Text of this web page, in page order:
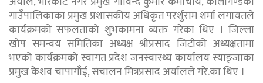
गाउँपालिकाका प्रमुख प्रशासकीय अधिकृत परर्शुराम शर्मा लगायतले
कार्यक्रमको सफलताको शुभकामना व्यक्त गरेका थिए । जिल्ला
खोप समन्वय समितिका अध्यक्ष श्रीप्रसाद जिटीको अध्यक्षतामा
भएको कार्यक्रमको स्वागत प्रदेश जनस्वास्थ्य कार्यालय स्याङ्जाका
प्रमुख केशव चापागाँई, संचालन मित्रप्रसाद अर्यालले गरे.का थिए ।